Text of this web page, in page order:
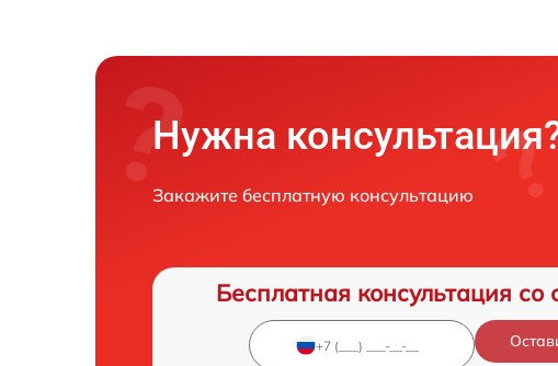
Нужна
Закажите бесплатную консультацию
Бесплатная консультация со